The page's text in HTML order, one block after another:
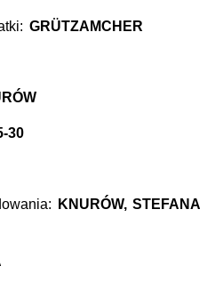
GRÜTZAMCHER
30
KNURÓW, STEFANA